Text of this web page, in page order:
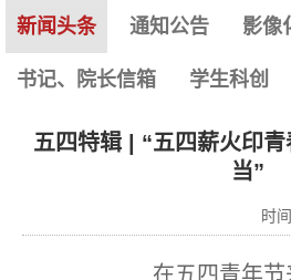
新闻头条 通知公告 影像
书记、院长信箱 学生科创
五四特辑 | “五四薪火印
当”
时
在五四青年